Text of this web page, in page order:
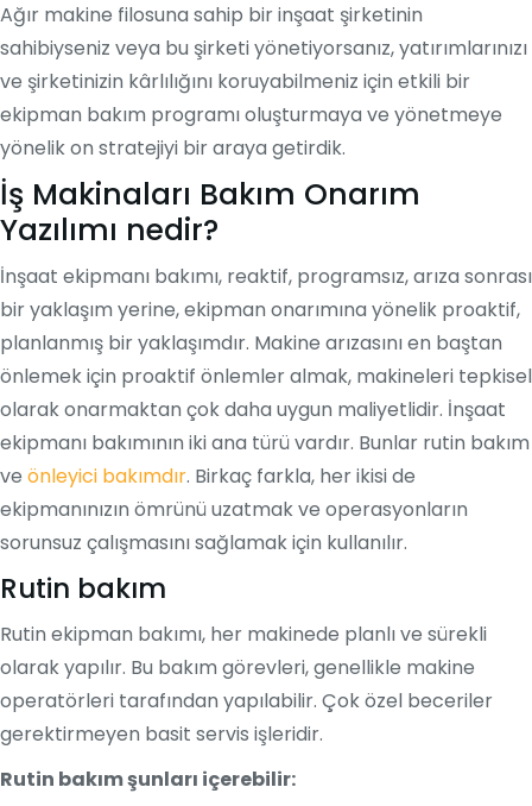
Ağır makine filosuna sahip bir inşaat şirketinin
sahibiyseniz veya bu şirketi yönetiyorsanız, yatırımlarınızı
ve şirketinizin kârlılığını koruyabilmeniz için etkili bir
ekipman bakım programı oluşturmaya ve yönetmeye
yönelik on stratejiyi bir araya getirdik.
İş Makinaları Bakım Onarım
Yazılımı nedir?
İnşaat ekipmanı bakımı, reaktif, programsız, arıza sonrası
bir yaklaşım yerine, ekipman onarımına yönelik proaktif,
planlanmış bir yaklaşımdır. Makine arızasını en baştan
önlemek için proaktif önlemler almak, makineleri tepkisel
olarak onarmaktan çok daha uygun maliyetlidir. İnşaat
ekipmanı bakımının iki ana türü vardır. Bunlar rutin bakım
ve önleyici bakımdır. Birkaç farkla, her ikisi de
ekipmanınızın ömrünü uzatmak ve operasyonların
sorunsuz çalışmasını sağlamak için kullanılır.
Rutin bakım
Rutin ekipman bakımı, her makinede planlı ve sürekli
olarak yapılır. Bu bakım görevleri, genellikle makine
operatörleri tarafından yapılabilir. Çok özel beceriler
gerektirmeyen basit servis işleridir.
Rutin bakım şunları içerebilir: